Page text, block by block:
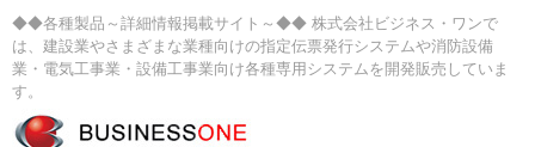
◆◆各種製品～詳細情報掲載サイト～◆◆ 株式会社ビジネス・ワンで
は、建設業やさまざまな業種向けの指定伝票発行システムや消防設備
業・電気工事業・設備工事業向け各種専用システムを開発販売していま
す。